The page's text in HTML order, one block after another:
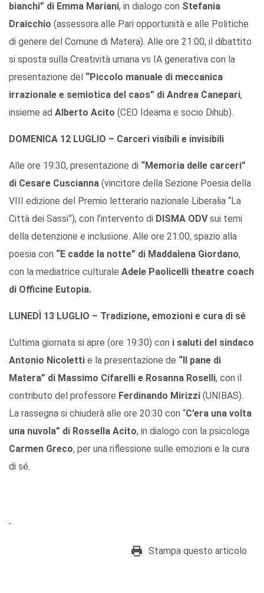
bianchi” di Emma Mariani, in dialogo con Stefania
Draicchio (assessora alle Pari opportunità e alle Politiche
di genere del Comune di Matera). Alle ore 21:00, il dibattito
si sposta sulla Creatività umana vs IA generativa con la
presentazione del “Piccolo manuale di meccanica
irrazionale e semiotica del caos” di Andrea Canepari,
insieme ad Alberto Acito (CEO Ideama e socio Dihub).
DOMENICA 12 LUGLIO – Carceri visibili e invisibili
Alle ore 19:30, presentazione di “Memoria delle carceri”
di Cesare Cuscianna (vincitore della Sezione Poesia della
VIII edizione del Premio letterario nazionale Liberalia “La
Città dei Sassi”), con l’intervento di DISMA ODVsui temi
della detenzione e inclusione. Alle ore 21:00, spazio alla
poesia con “E cadde la notte” di Maddalena Giordano,
con la mediatrice culturale Adele Paolicelli theatre coach
di Officine Eutopia.
LUNEDÌ 13 LUGLIO – Tradizione, emozioni e cura di sé
L’ultima giornata si apre (ore 19:30) con i saluti del sindaco
Antonio Nicoletti e la presentazione de “Il pane di
Matera” di Massimo Cifarelli e Rosanna Roselli, con il
contributo del professore Ferdinando Mirizzi (UNIBAS).
La rassegna si chiuderà alle ore 20:30 con “C’era una volta
una nuvola” di Rossella Acito, in dialogo con la psicologa
Carmen Greco, per una riflessione sulle emozioni e la cura
di sé.
Stampa questo articolo